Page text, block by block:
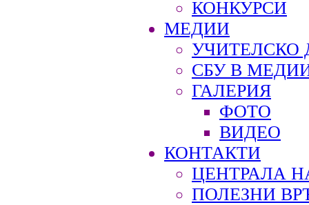
КОНКУРСИ
МЕДИИ
УЧИТЕЛСКО
СБУ В
ГАЛЕРИЯ
ФОТО
ВИДЕО
КОНТАКТИ
ЦЕНТРАЛА
ПОЛЕЗНИ